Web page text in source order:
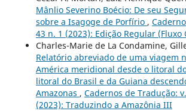
Mânlio Severino Boécio: De seu
sobre a Isagoge de Porfírio ,
43 n. 1 (2023): Edição Regular (Fluxo
Charles-Marie de La Condamine,
Relatório abreviado de uma viagem
América meridional desde o litoral
litoral do Brasil e da Guiana
Amazonas , Cadernos de Tradução:
(2023): Traduzindo a Amazônia III